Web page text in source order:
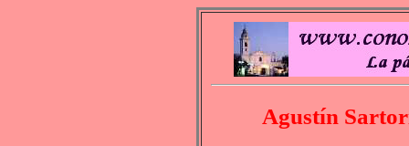
Agustín